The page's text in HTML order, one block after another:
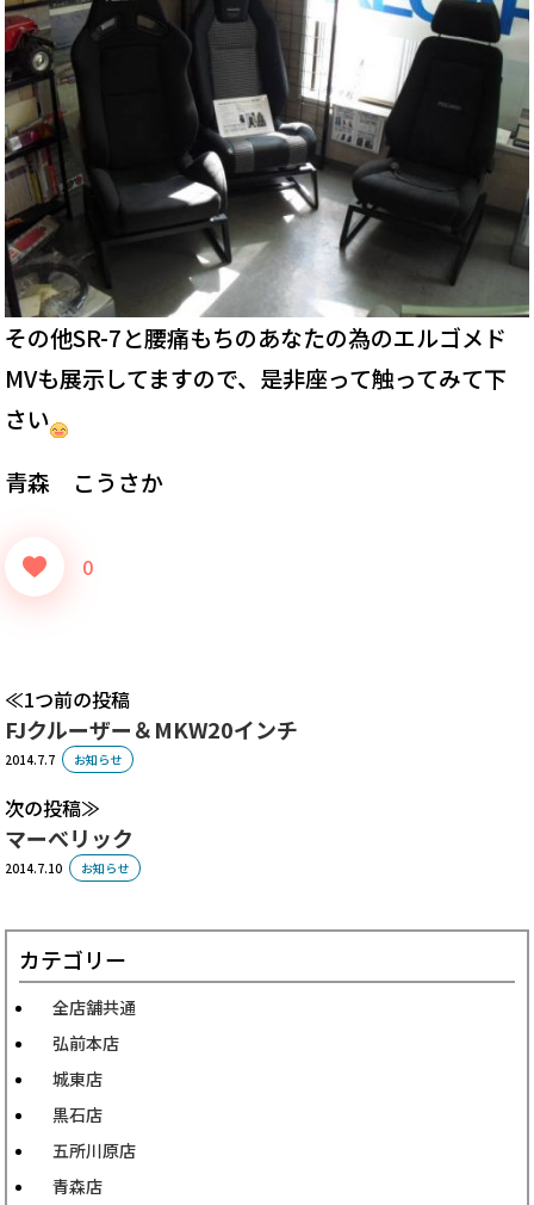
その他SR-7と腰痛もちのあなたの為のエルゴメド
MVも展示してますので、是非座って触ってみて下
さい
青森 こうさか
0
1つ前の投稿
FJクルーザー＆MKW20インチ
2014.7.7 お知らせ
次の投稿
マーべリック
2014.7.10 お知らせ
カテゴリー
全店舗共通
弘前本店
城東店
黒石店
五所川原店
青森店